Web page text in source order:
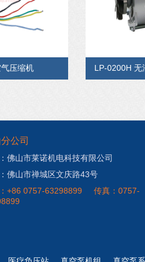
压缩机 LP-0200H 无
公司
佛山市莱诺机电科技有限公司
佛山市禅城区文庆路43号
+86 0757-63298899
传真：0757-